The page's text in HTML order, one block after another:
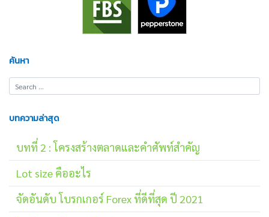
ค้นหา
บทความล่าสุด
บทที่ 2 : โครงสร้างตลาดและคำศัพท์สำคัญ
Lot size คืออะไร
จัดอันดับ โบรกเกอร์ Forex ที่ดีที่สุด ปี 2021